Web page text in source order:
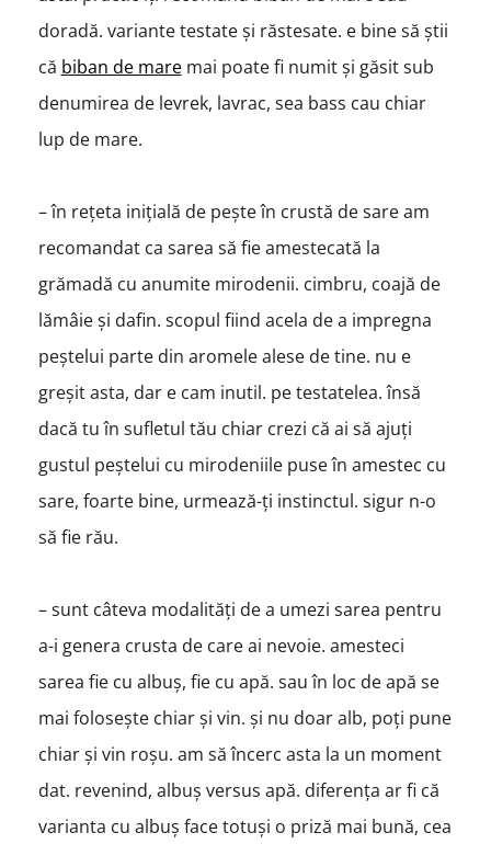
doradă. variante testate și răstesate. e bine să știi
că biban de maremai poate fi numit și găsit sub
denumirea de levrek, lavrac, sea bass cau chiar
lup de mare.
– în rețeta inițială de pește în crustă de sare am
recomandat ca sarea să fie amestecată la
grămadă cu anumite mirodenii. cimbru, coajă de
lămâie și dafin. scopul fiind acela de a impregna
peștelui parte din aromele alese de tine. nu e
greșit asta, dar e cam inutil. pe testatelea. însă
dacă tu în sufletul tău chiar crezi că ai să ajuți
gustul peștelui cu mirodeniile puse în amestec cu
sare, foarte bine, urmează-ți instinctul. sigur n-o
să fie rău.
– sunt câteva modalități de a umezi sarea pentru
a-i genera crusta de care ai nevoie. amesteci
sarea fie cu albuș, fie cu apă. sau în loc de apă se
mai folosește chiar și vin. și nu doar alb, poți pune
chiar și vin roșu. am să încerc asta la un moment
dat. revenind, albuș versus apă. diferența ar fi că
varianta cu albuș face totuși o priză mai bună, cea